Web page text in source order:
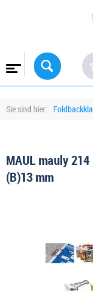
Sie sind hier:
MAUL mauly
(B)13 mm